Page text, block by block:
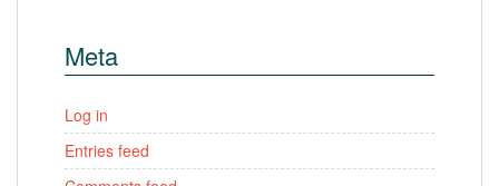
Meta
Log in
Entries feed